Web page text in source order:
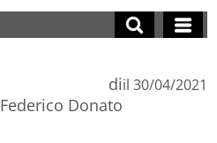
di
Federico Donato
il 30/04/2021